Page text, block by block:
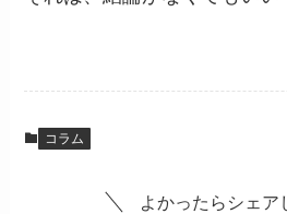
コラム
よかったらシェア